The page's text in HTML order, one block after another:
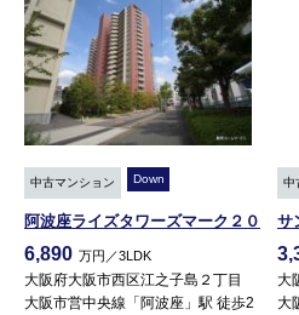
中古マンション Down
阿波座ライズタワーズマーク２０
6,890 万円／3LDK
大阪府大阪市西区江之子島２丁目
大阪市営中央線「阿波座」駅 徒歩2
中
サ
大
大